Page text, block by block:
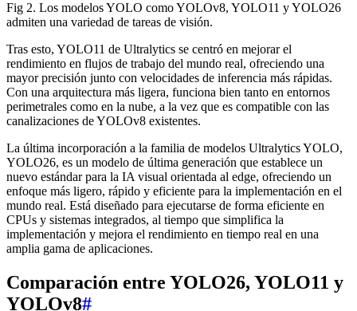
Fig 2. Los modelos YOLO como YOLOv8, YOLO11 y YOLO26
admiten una variedad de tareas de visión.
Tras esto, YOLO11 de Ultralytics se centró en mejorar el
rendimiento en flujos de trabajo del mundo real, ofreciendo una
mayor precisión junto con velocidades de inferencia más rápidas.
Con una arquitectura más ligera, funciona bien tanto en entornos
perimetrales como en la nube, a la vez que es compatible con las
canalizaciones de YOLOv8 existentes.
La última incorporación a la familia de modelos Ultralytics YOLO,
YOLO26, es un modelo de última generación que establece un
nuevo estándar para la IA visual orientada al edge, ofreciendo un
enfoque más ligero, rápido y eficiente para la implementación en el
mundo real. Está diseñado para ejecutarse de forma eficiente en
CPUs y sistemas integrados, al tiempo que simplifica la
implementación y mejora el rendimiento en tiempo real en una
amplia gama de aplicaciones.
Comparación entre YOLO26, YOLO11 y
YOLOv8#